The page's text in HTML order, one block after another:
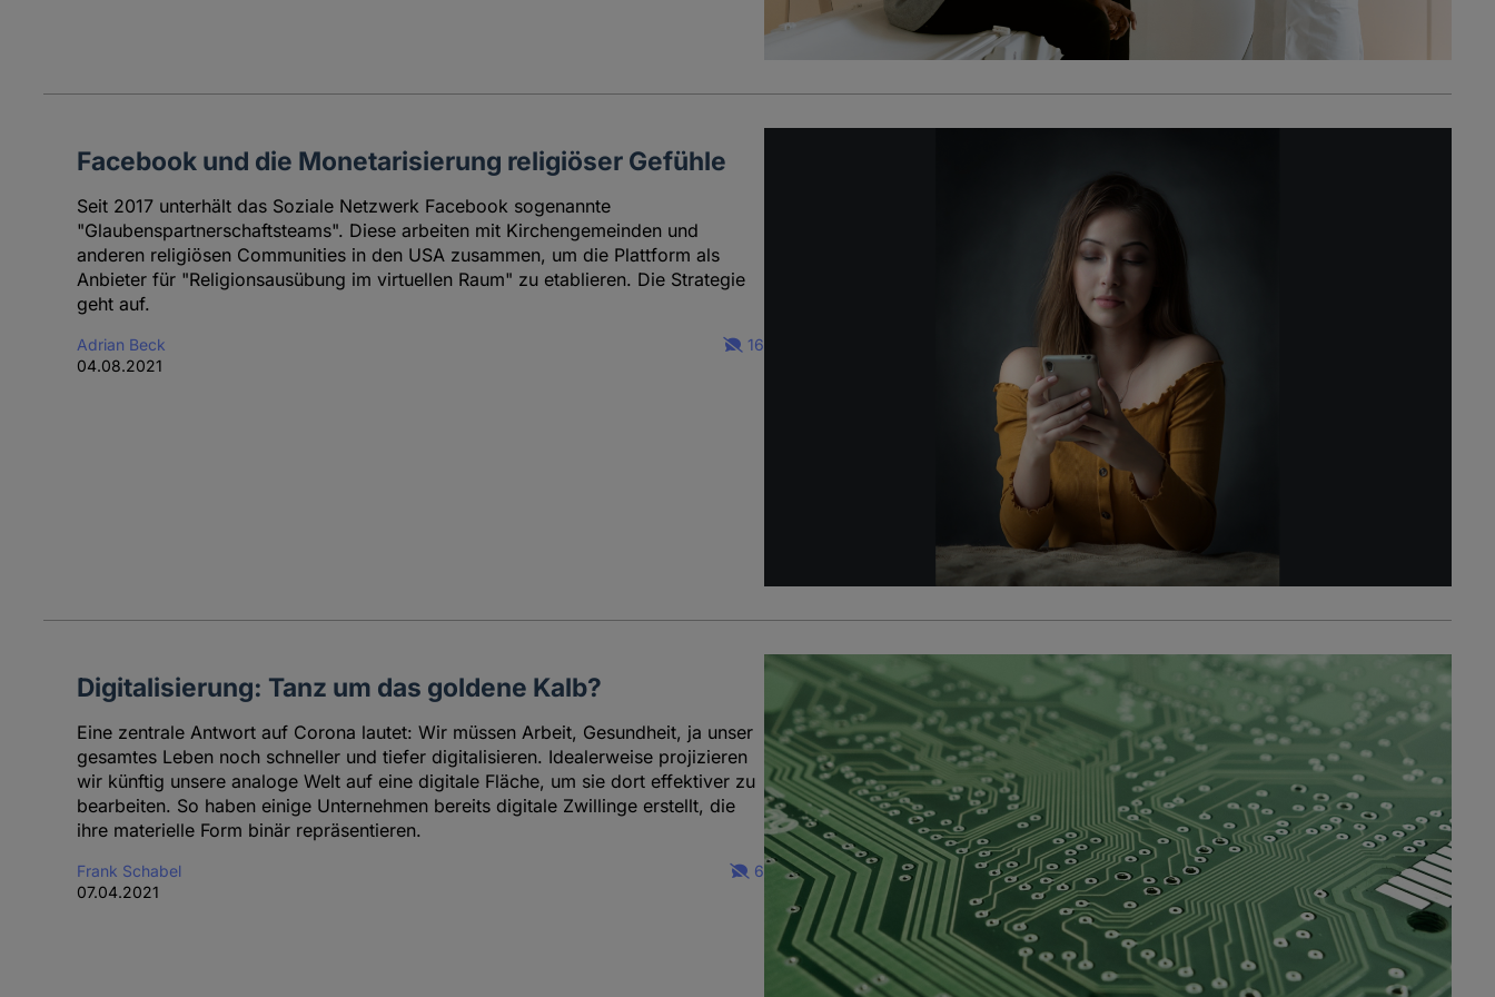
Facebook und die Monetarisierung religiöser Gefühle
Seit 2017 unterhält das Soziale Netzwerk Facebook sogenannte
"Glaubenspartnerschaftsteams". Diese arbeiten mit Kirchengemeinden und
anderen religiösen Communities in den USA zusammen, um die Plattform als
Anbieter für "Religionsausübung im virtuellen Raum" zu etablieren. Die Strategie
geht auf.
Adrian Beck
04.08.2021
16
Digitalisierung: Tanz um das goldene Kalb?
Eine zentrale Antwort auf Corona lautet: Wir müssen Arbeit, Gesundheit, ja unser
gesamtes Leben noch schneller und tiefer digitalisieren. Idealerweise projizieren
wir künftig unsere analoge Welt auf eine digitale Fläche, um sie dort effektiver zu
bearbeiten. So haben einige Unternehmen bereits digitale Zwillinge erstellt, die
ihre materielle Form binär repräsentieren.
Frank Schabel
07.04.2021
6